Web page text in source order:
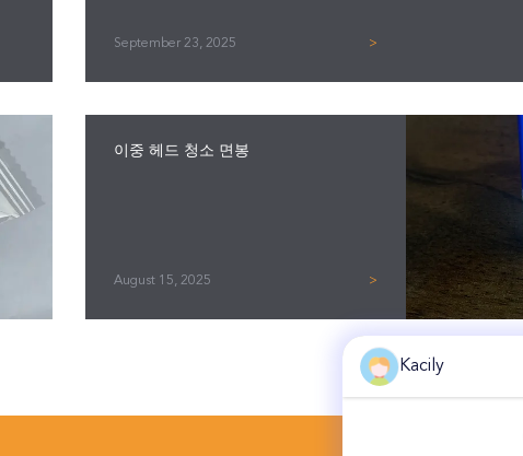
September 23, 2025 >
이중 헤드 청소 면봉
August 15, 2025 >
Kacily